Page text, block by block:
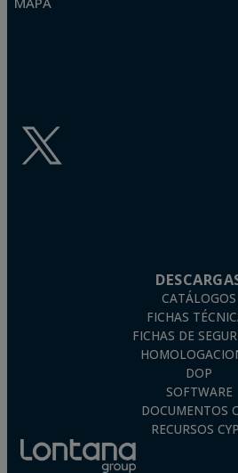
Nivel de corrosión bajo (C2):
recubrimiento Atlantis C2,
galvanizados. Aptos para
baja contaminación.
Nivel de corrosión alto (C4):
recubrimiento Atlantis C4-M
inoxidable A2 (AISI 304).
una concentración moderada
Nivel de corrosión muy alto
inoxidable A4 (AISI 316).
costeras, exteriores con
industrial o zonas cercanas a
CATÁLOGOS
FICHAS
FICHAS DE
DOP
SOFTWARE
DOCUMENTOS
RECURSOS